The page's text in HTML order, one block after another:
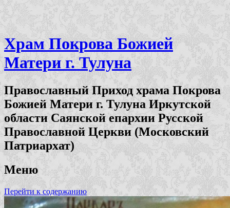
Храм Покрова Божией
Матери г. Тулуна
Православный Приход храма Покрова
Божией Матери г. Тулуна Иркутской
области Саянской епархии Русской
Православной Церкви (Московский
Патриархат)
Меню
Перейти к содержанию